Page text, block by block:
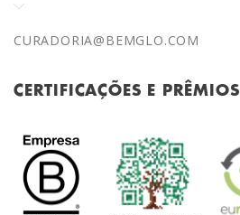
CURADORIA@BEMGLO.COM
CERTIFICAÇÕES E PRÊMIOS